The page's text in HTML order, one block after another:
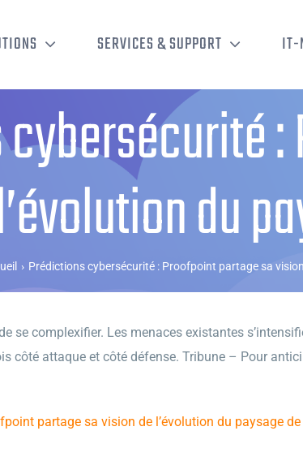
SERVICES & SUPPORT IT-
du
› Prédictions cybersécurité : Proofpoint partage sa
se complexifier. Les menaces existantes
côté attaque et côté défense. Tribune – Pour
partage sa vision de l’évolution du paysage